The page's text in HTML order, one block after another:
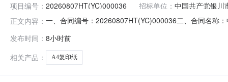
项目编号： 20260807HT(YC)000036 招标单位： 中国共产党银川
正文内容： 一、合同编号：20260807HT(YC)000036二、合同名称
庆区联新新纸业地址：银川市兴庆区丽景北街丽景街商
发布时间： 8小时前
相关产品：
A4复印纸